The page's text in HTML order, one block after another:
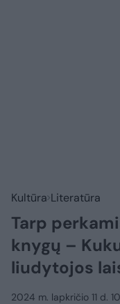
Kultūra Literatūra
Tarp
knygų –
liudytojos
2024 m. lapkričio 11 d.